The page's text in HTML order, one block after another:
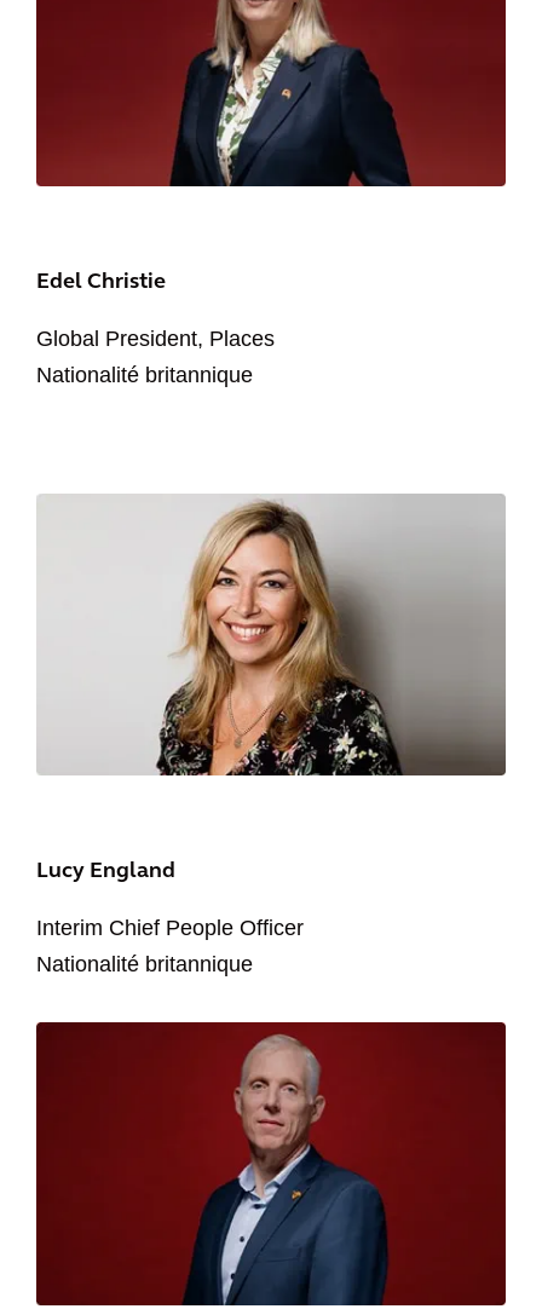
Edel Christie
Global President, Places
Nationalité britannique
Lucy England
Interim Chief People Officer
Nationalité britannique